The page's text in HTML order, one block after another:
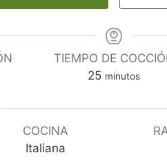
TIEMPO DE
25m
n
minutos
COCINA
Italiana